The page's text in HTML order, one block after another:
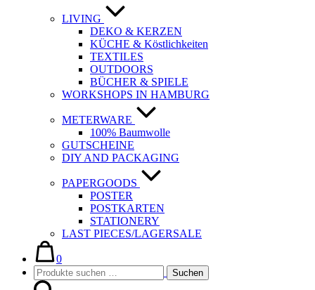
LIVING
DEKO & KERZEN
KÜCHE & Köstlichkeiten
TEXTILES
OUTDOORS
BÜCHER & SPIELE
WORKSHOPS IN HAMBURG
METERWARE
100% Baumwolle
GUTSCHEINE
DIY AND PACKAGING
PAPERGOODS
POSTER
POSTKARTEN
STATIONERY
LAST PIECES/LAGERSALE
Warenkorb
0im
Warenkorb
Suche-
Schalter
Suchen
nach:
Suchen